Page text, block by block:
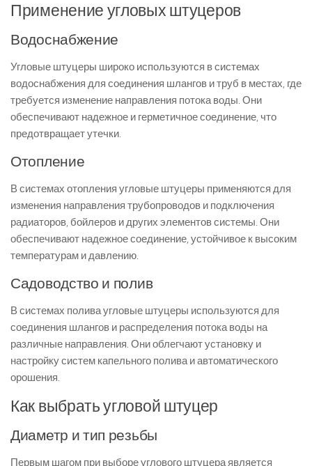
Применение угловых штуцеров
Водоснабжение
Угловые штуцеры широко используются в системах
водоснабжения для соединения шлангов и труб в местах, где
требуется изменение направления потока воды. Они
обеспечивают надежное и герметичное соединение, что
предотвращает утечки.
Отопление
В системах отопления угловые штуцеры применяются для
изменения направления трубопроводов и подключения
радиаторов, бойлеров и других элементов системы. Они
обеспечивают надежное соединение, устойчивое к высоким
температурам и давлению.
Садоводство и полив
В системах полива угловые штуцеры используются для
соединения шлангов и распределения потока воды на
различные направления. Они облегчают установку и
настройку систем капельного полива и автоматического
орошения.
Как выбрать угловой штуцер
Диаметр и тип резьбы
Первым шагом при выборе углового штуцера является